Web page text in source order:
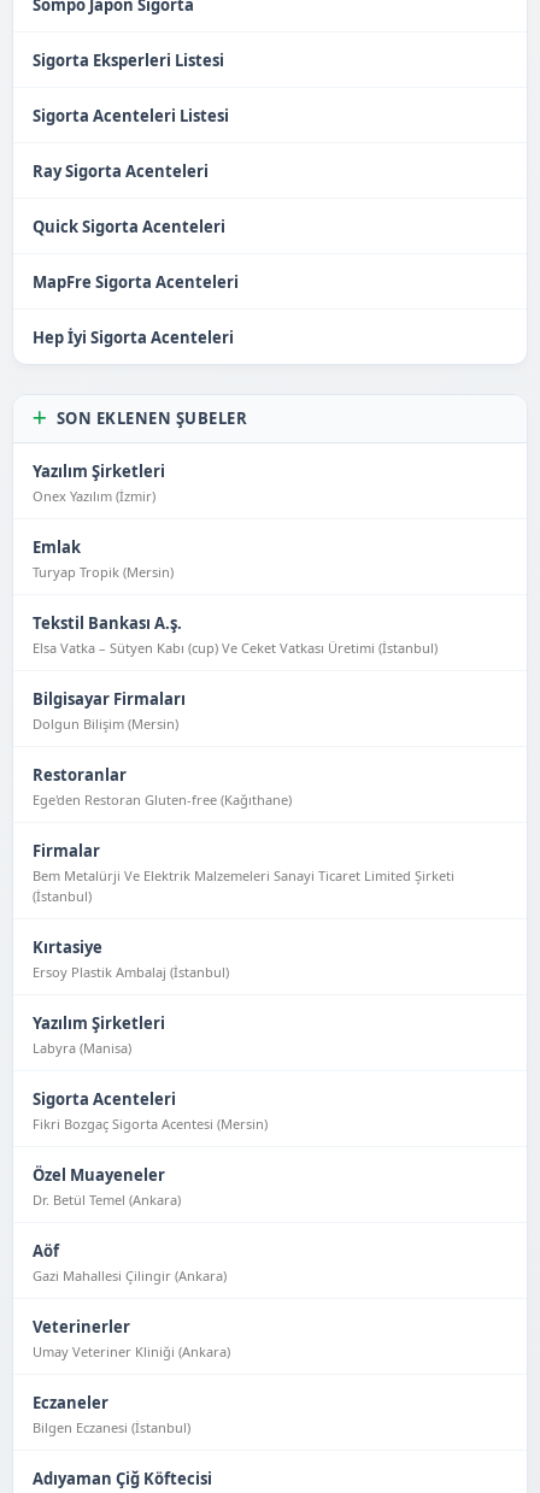
Sompo Japon Sigorta
Sigorta Eksperleri Listesi
Sigorta Acenteleri Listesi
Ray Sigorta Acenteleri
Quick Sigorta Acenteleri
MapFre Sigorta Acenteleri
Hep İyi Sigorta Acenteleri
SON EKLENEN ŞUBELER
Yazılım Şirketleri
Onex Yazılım (İzmir)
Emlak
Turyap Tropik (Mersin)
Tekstil Bankası A.ş.
Elsa Vatka – Sütyen Kabı (cup) Ve Ceket Vatkası Üretimi (İstanbul)
Bilgisayar Firmaları
Dolgun Bilişim (Mersin)
Restoranlar
Ege'den Restoran Gluten-free (Kağıthane)
Firmalar
Bem Metalürji Ve Elektrik Malzemeleri Sanayi Ticaret Limited Şirketi
(İstanbul)
Kırtasiye
Ersoy Plastik Ambalaj (İstanbul)
Yazılım Şirketleri
Labyra (Manisa)
Sigorta Acenteleri
Fikri Bozgaç Sigorta Acentesi (Mersin)
Özel Muayeneler
Dr. Betül Temel (Ankara)
Aöf
Gazi Mahallesi Çilingir (Ankara)
Veterinerler
Umay Veteriner Kliniği (Ankara)
Eczaneler
Bilgen Eczanesi (İstanbul)
Adıyaman Çiğ Köftecisi